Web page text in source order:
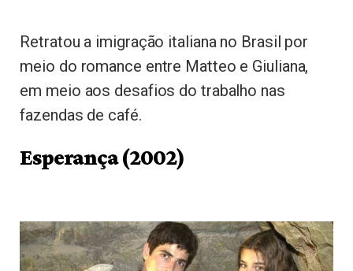
Retratou a imigração italiana no Brasil por
meio do romance entre Matteo e Giuliana,
em meio aos desafios do trabalho nas
fazendas de café.
Esperança (2002)